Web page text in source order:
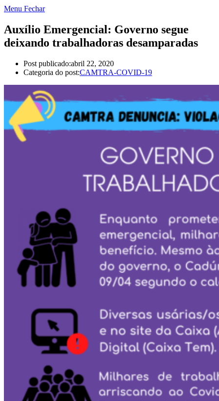
Menu Fechar
Auxílio Emergencial: Governo segue
deixando trabalhadoras desamparadas
Post publicado:abril 22, 2020
Categoria do post:CAMTRA-COVID-19